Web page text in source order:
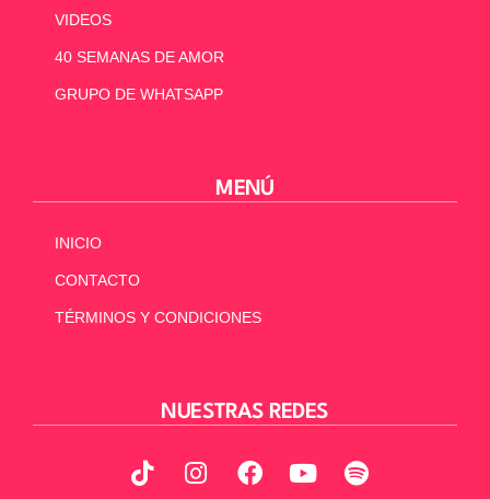
VIDEOS
40 SEMANAS DE AMOR
GRUPO DE WHATSAPP
MENÚ
INICIO
CONTACTO
TÉRMINOS Y CONDICIONES
NUESTRAS REDES